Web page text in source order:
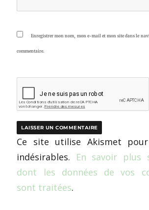
Enregistrer mon nom, mon e-mail et mon site dans le
commentaire.
Ce site utilise Akismet
indésirables. En savoir plus
dont les données de vos
sont traitées.